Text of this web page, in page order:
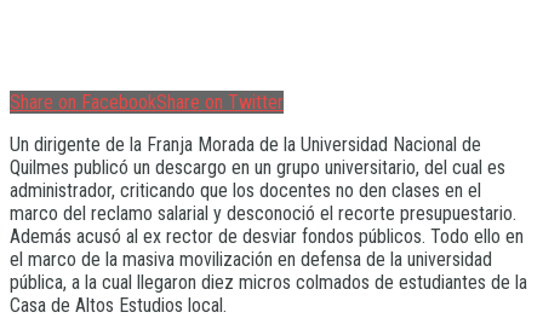
Share on FacebookShare on Twitter
Un dirigente de la Franja Morada de la Universidad Nacional de
Quilmes publicó un descargo en un grupo universitario, del cual es
administrador, criticando que los docentes no den clases en el
marco del reclamo salarial y desconoció el recorte presupuestario.
Además acusó al ex rector de desviar fondos públicos. Todo ello en
el marco de la masiva movilización en defensa de la universidad
pública, a la cual llegaron diez micros colmados de estudiantes de la
Casa de Altos Estudios local.